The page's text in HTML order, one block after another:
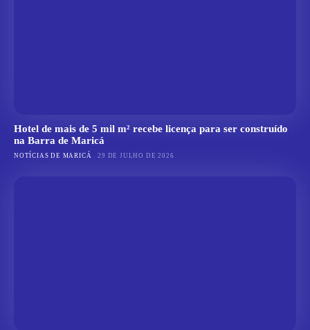
Hotel de mais de 5 mil m² recebe licença para ser construído
na Barra de Maricá
NOTÍCIAS DE MARICÁ 29 DE JULHO DE 2026